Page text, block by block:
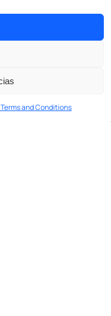
and Conditions